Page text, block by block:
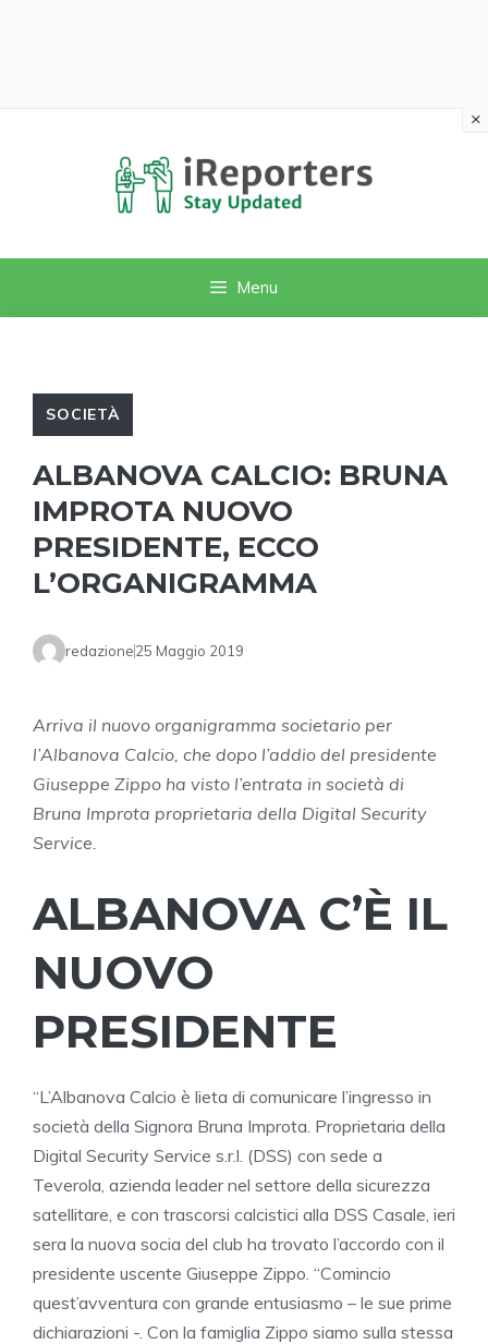
Menu
SOCIETÀ
ALBANOVA CALCIO: BRUNA
IMPROTA NUOVO
PRESIDENTE, ECCO
L’ORGANIGRAMMA
redazione25 Maggio 2019
Arriva il nuovo organigramma societario per
l’Albanova Calcio, che dopo l’addio del presidente
Giuseppe Zippo ha visto l’entrata in società di
Bruna Improta proprietaria della Digital Security
Service.
ALBANOVA C’È IL
NUOVO
PRESIDENTE
“L’Albanova Calcio è lieta di comunicare l’ingresso in
società della Signora Bruna Improta. Proprietaria della
Digital Security Service s.r.l. (DSS) con sede a
Teverola, azienda leader nel settore della sicurezza
satellitare, e con trascorsi calcistici alla DSS Casale, ieri
sera la nuova socia del club ha trovato l’accordo con il
presidente uscente Giuseppe Zippo. “Comincio
quest’avventura con grande entusiasmo – le sue prime
dichiarazioni -. Con la famiglia Zippo siamo sulla stessa
×